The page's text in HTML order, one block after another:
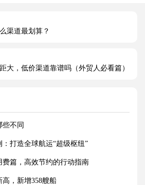
渠道最划算？
大，低价渠道靠谱吗（外贸人必看篇）
不同
：打造全球航运“超级枢纽”
篇，高效节约的行动指南
高，新增358艘船